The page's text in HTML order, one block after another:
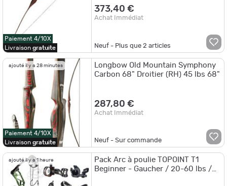
Paiement 4/10X
Livraison gratuite
373,40 €
Achat Immédiat
Neuf - Plus que2 articles
ajouté il y a 28 minutes
Paiement 4/10X
Livraison gratuite
Longbow Old Mountain Symphony
Carbon 68" Droitier (RH) 45 lbs 68"
287,80 €
Achat Immédiat
Neuf - Sur commande
ajouté il y a 1 heure
Pack Arc à poulie TOPOINT T1
Beginner - Gaucher / 20-60 lbs /